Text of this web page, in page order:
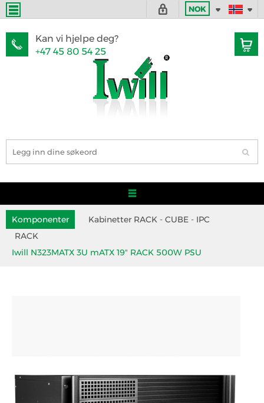
NOK
Kan vi hjelpe deg?
+47 45 80 54 25
Komponenter
Kabinetter RACK - CUBE - IPC
RACK
Iwill N323MATX 3U mATX 19" RACK 500W PSU